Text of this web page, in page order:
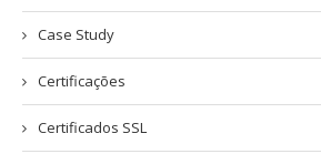
Case Study
Certificações
Certificados SSL